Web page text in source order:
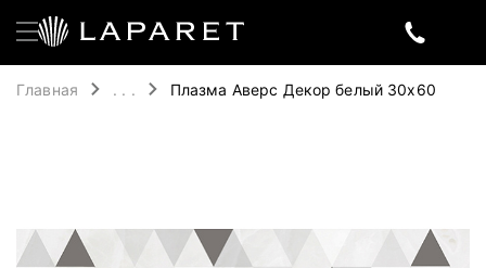
Главная . . . Плазма Аверс Декор белый 30х60